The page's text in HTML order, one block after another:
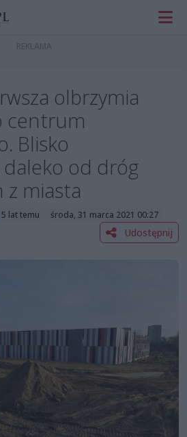
olbrzymia
centrum
Blisko
od dróg
z miasta
5 lat temu środa, 31 marca 2021 00:27
Udostępnij